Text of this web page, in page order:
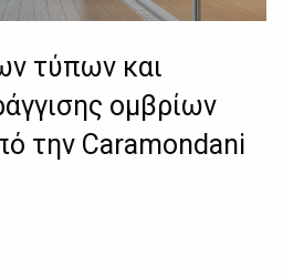
τύπων και
ομβρίων
την Caramondani